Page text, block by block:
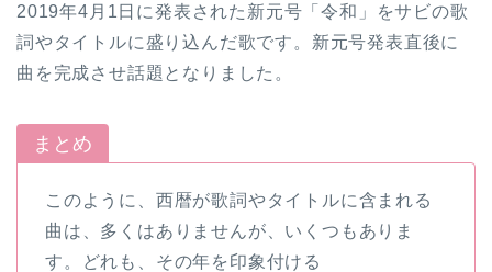
2019年4月1日に発表された新元号「令和」をサビの歌
詞やタイトルに盛り込んだ歌です。新元号発表直後に
曲を完成させ話題となりました。
まとめ
このように、西暦が歌詞やタイトルに含まれる
曲は、多くはありませんが、いくつもありま
す。どれも、その年を印象付ける